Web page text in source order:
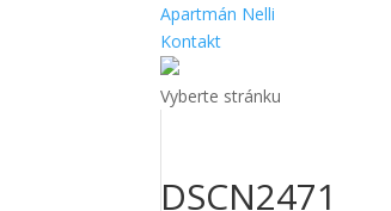
Apartmán Nelli
Kontakt
Vyberte stránku
DSCN2471